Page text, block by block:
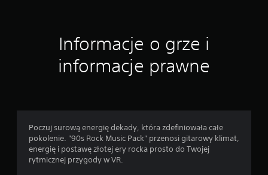
Informacje o grze i
informacje prawne
Poczuj surową energię dekady, która zdefiniowała całe
pokolenie. "90s Rock Music Pack" przenosi gitarowy klimat,
energię i postawę złotej ery rocka prosto do Twojej
rytmicznej przygody w VR.